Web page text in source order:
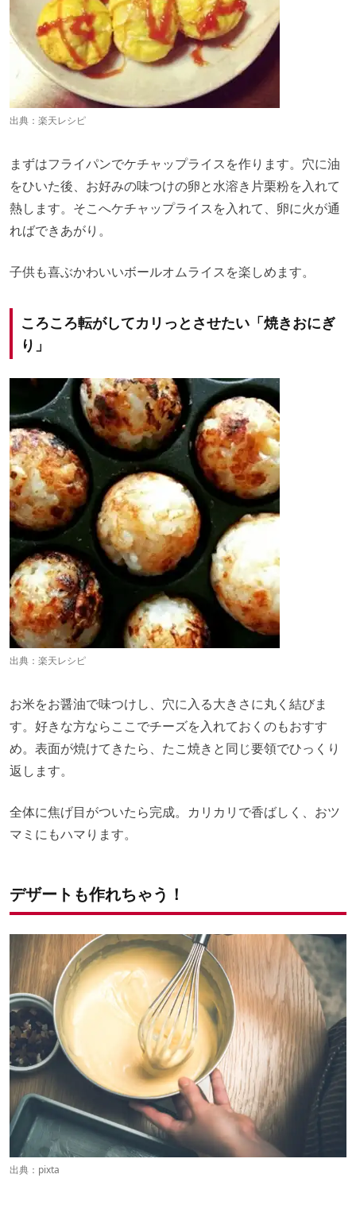
出典： 楽天レシピ
まずはフライパンでケチャップライスを作ります。穴に油
をひいた後、お好みの味つけの卵と水溶き片栗粉を入れて
熱します。そこへケチャップライスを入れて、卵に火が通
ればできあがり。
子供も喜ぶかわいいボールオムライスを楽しめます。
ころころ転がしてカリっとさせたい「焼きおにぎ
り」
出典： 楽天レシピ
お米をお醤油で味つけし、穴に入る大きさに丸く結びま
す。好きな方ならここでチーズを入れておくのもおすす
め。表面が焼けてきたら、たこ焼きと同じ要領でひっくり
返します。
全体に焦げ目がついたら完成。カリカリで香ばしく、おツ
マミにもハマります。
デザートも作れちゃう！
出典： pixta